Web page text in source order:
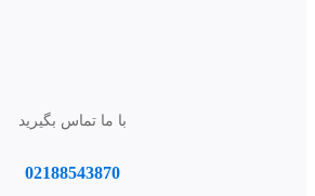
با ما تماس بگیرید
02188543870